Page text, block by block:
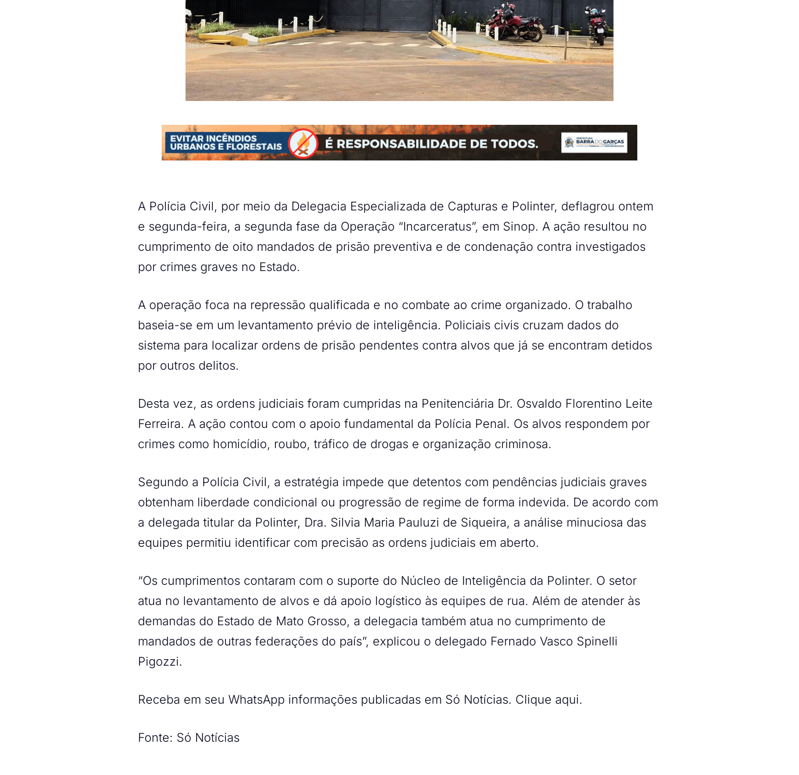
A Polícia Civil, por meio da Delegacia Especializada de Capturas e Polinter, deflagrou ontem
e segunda-feira, a segunda fase da Operação “Incarceratus”, em Sinop. A ação resultou no
cumprimento de oito mandados de prisão preventiva e de condenação contra investigados
por crimes graves no Estado.
A operação foca na repressão qualificada e no combate ao crime organizado. O trabalho
baseia-se em um levantamento prévio de inteligência. Policiais civis cruzam dados do
sistema para localizar ordens de prisão pendentes contra alvos que já se encontram detidos
por outros delitos.
Desta vez, as ordens judiciais foram cumpridas na Penitenciária Dr. Osvaldo Florentino Leite
Ferreira. A ação contou com o apoio fundamental da Polícia Penal. Os alvos respondem por
crimes como homicídio, roubo, tráfico de drogas e organização criminosa.
Segundo a Polícia Civil, a estratégia impede que detentos com pendências judiciais graves
obtenham liberdade condicional ou progressão de regime de forma indevida. De acordo com
a delegada titular da Polinter, Dra. Silvia Maria Pauluzi de Siqueira, a análise minuciosa das
equipes permitiu identificar com precisão as ordens judiciais em aberto.
“Os cumprimentos contaram com o suporte do Núcleo de Inteligência da Polinter. O setor
atua no levantamento de alvos e dá apoio logístico às equipes de rua. Além de atender às
demandas do Estado de Mato Grosso, a delegacia também atua no cumprimento de
mandados de outras federações do país”, explicou o delegado Fernado Vasco Spinelli
Pigozzi.
Receba em seu WhatsApp informações publicadas em Só Notícias. Clique aqui.
Fonte: Só Notícias